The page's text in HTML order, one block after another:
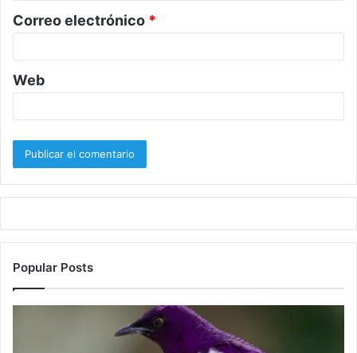
o
*
Correo electrónico *
Web
Popular Posts